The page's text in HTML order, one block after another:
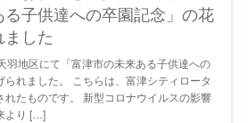
子供達への卒園記念」の花
した
羽地区にて「富津市の未来ある子供達への
れました。 こちらは、富津シティロータ
れたものです。 新型コロナウイルスの影響
より […]